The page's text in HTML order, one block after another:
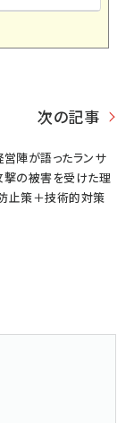
次の記事
営陣が語ったランサ
撃の被害を受けた理
止策＋技術的対策